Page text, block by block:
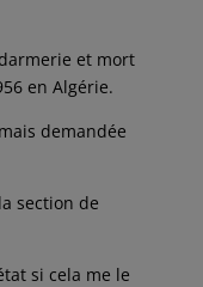
et mort
en Algérie.
demandée
section de
si cela me le